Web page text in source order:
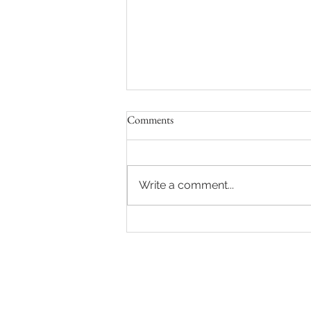
Zomer in Oktober
Comments
Write a comment...